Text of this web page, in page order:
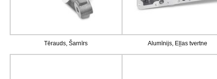
Tērauds, Šarnīrs Alumīnijs, Eļļas tvertne